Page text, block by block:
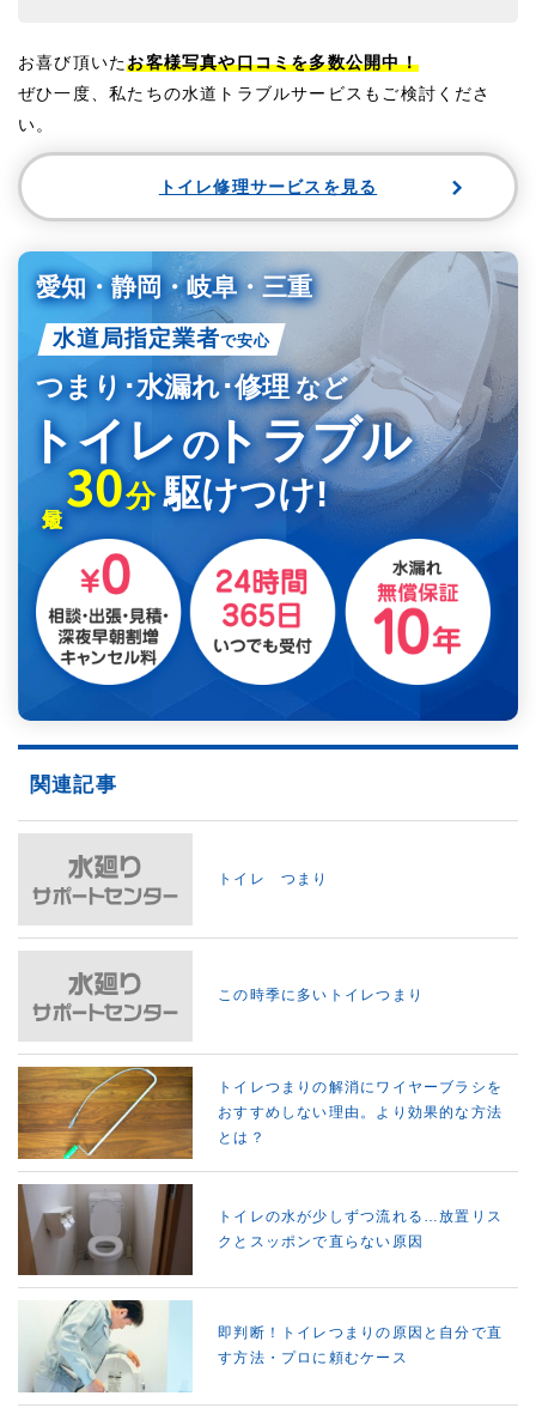
お喜び頂いたお客様写真や口コミを多数公開中！
ぜひ一度、私たちの水道トラブルサービスもご検討くださ
い。
トイレ修理サービスを見る
愛知・静岡・岐阜・三重
水道局指定業者で安心
つまり･水漏れ･修理など
トイレ のトラブル
30分 駆けつけ!
関連記事
トイレ つまり
この時季に多いトイレつまり
トイレつまりの解消にワイヤーブラシを
おすすめしない理由。より効果的な方法
とは？
トイレの水が少しずつ流れる…放置リス
クとスッポンで直らない原因
即判断！トイレつまりの原因と自分で直
す方法・プロに頼むケース